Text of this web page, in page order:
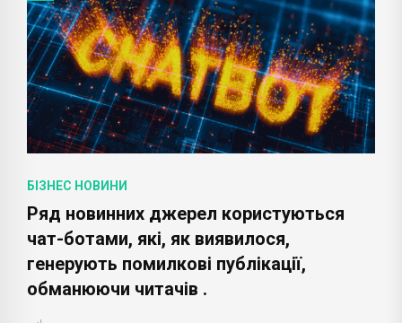
БІЗНЕС НОВИНИ
Ряд новинних джерел користуються
чат-ботами, які, як виявилося,
генерують помилкові публікації,
обманюючи читачів .